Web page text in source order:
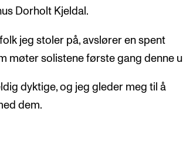
Dorholt Kjeldal.
jeg stoler på, avslører en spent
møter solistene første gang denne
dyktige, og jeg gleder meg til å
dem.